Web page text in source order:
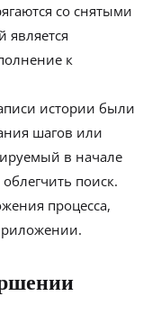
со снятыми
к
истории были
шагов или
в начале
поиск.
процесса,